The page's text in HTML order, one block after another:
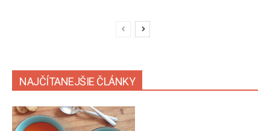
NAJČÍTANEJŠIE ČLÁNKY